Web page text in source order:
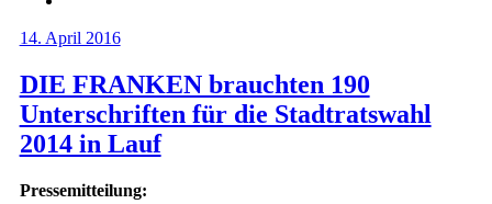
14. April 2016
DIE FRANKEN brauchten 190
Unterschriften für die Stadtratswahl
2014 in Lauf
Pressemitteilung: